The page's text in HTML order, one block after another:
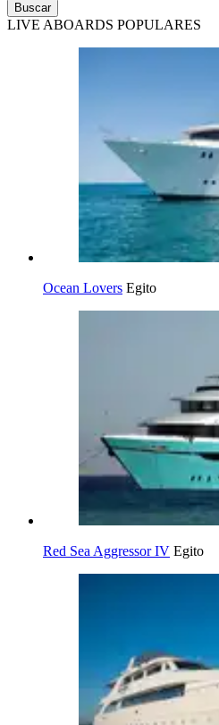
Buscar
LIVE ABOARDS POPULARES
Ocean Lovers Egito
Red Sea Aggressor IV Egito